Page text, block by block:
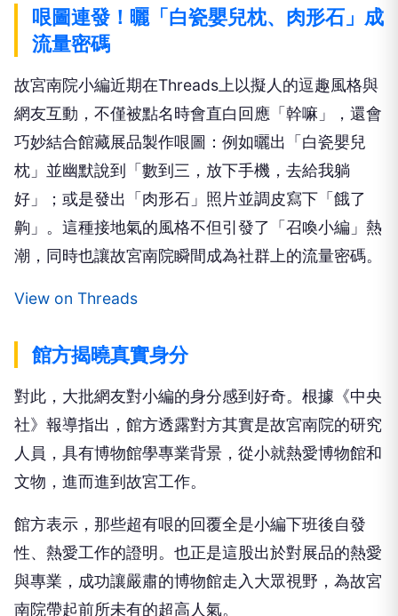
哏圖連發！曬「白瓷嬰兒枕、肉形石」成
流量密碼
故宮南院小編近期在Threads上以擬人的逗趣風格與
網友互動，不僅被點名時會直白回應「幹嘛」，還會
巧妙結合館藏展品製作哏圖：例如曬出「白瓷嬰兒
枕」並幽默說到「數到三，放下手機，去給我躺
好」；或是發出「肉形石」照片並調皮寫下「餓了
齁」。這種接地氣的風格不但引發了「召喚小編」熱
潮，同時也讓故宮南院瞬間成為社群上的流量密碼。
View on Threads
館方揭曉真實身分
對此，大批網友對小編的身分感到好奇。根據《中央
社》報導指出，館方透露對方其實是故宮南院的研究
人員，具有博物館學專業背景，從小就熱愛博物館和
文物，進而進到故宮工作。
館方表示，那些超有哏的回覆全是小編下班後自發
性、熱愛工作的證明。也正是這股出於對展品的熱愛
與專業，成功讓嚴肅的博物館走入大眾視野，為故宮
南院帶起前所未有的超高人氣。